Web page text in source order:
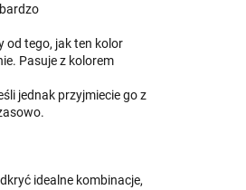
od tego, jak ten kolor
Pasuje z kolorem
jednak przyjmiecie go z
idealne kombinacje,